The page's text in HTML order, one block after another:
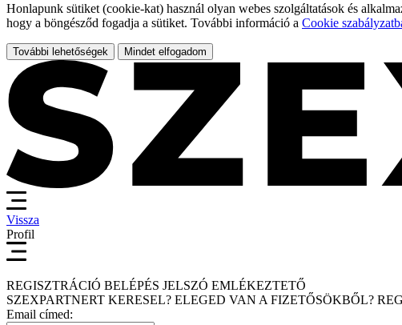
Honlapunk sütiket (cookie-kat) használ olyan webes szolgáltatások és
hogy a böngésződ fogadja a sütiket. További információ a Cookie
További lehetőségek Mindet elfogadom
Vissza
Profil
REGISZTRÁCIÓ BELÉPÉS JELSZÓ EMLÉKEZTETŐ
SZEXPARTNERT KERESEL? ELEGED VAN A FIZETŐSÖKBŐL?
Email címed: